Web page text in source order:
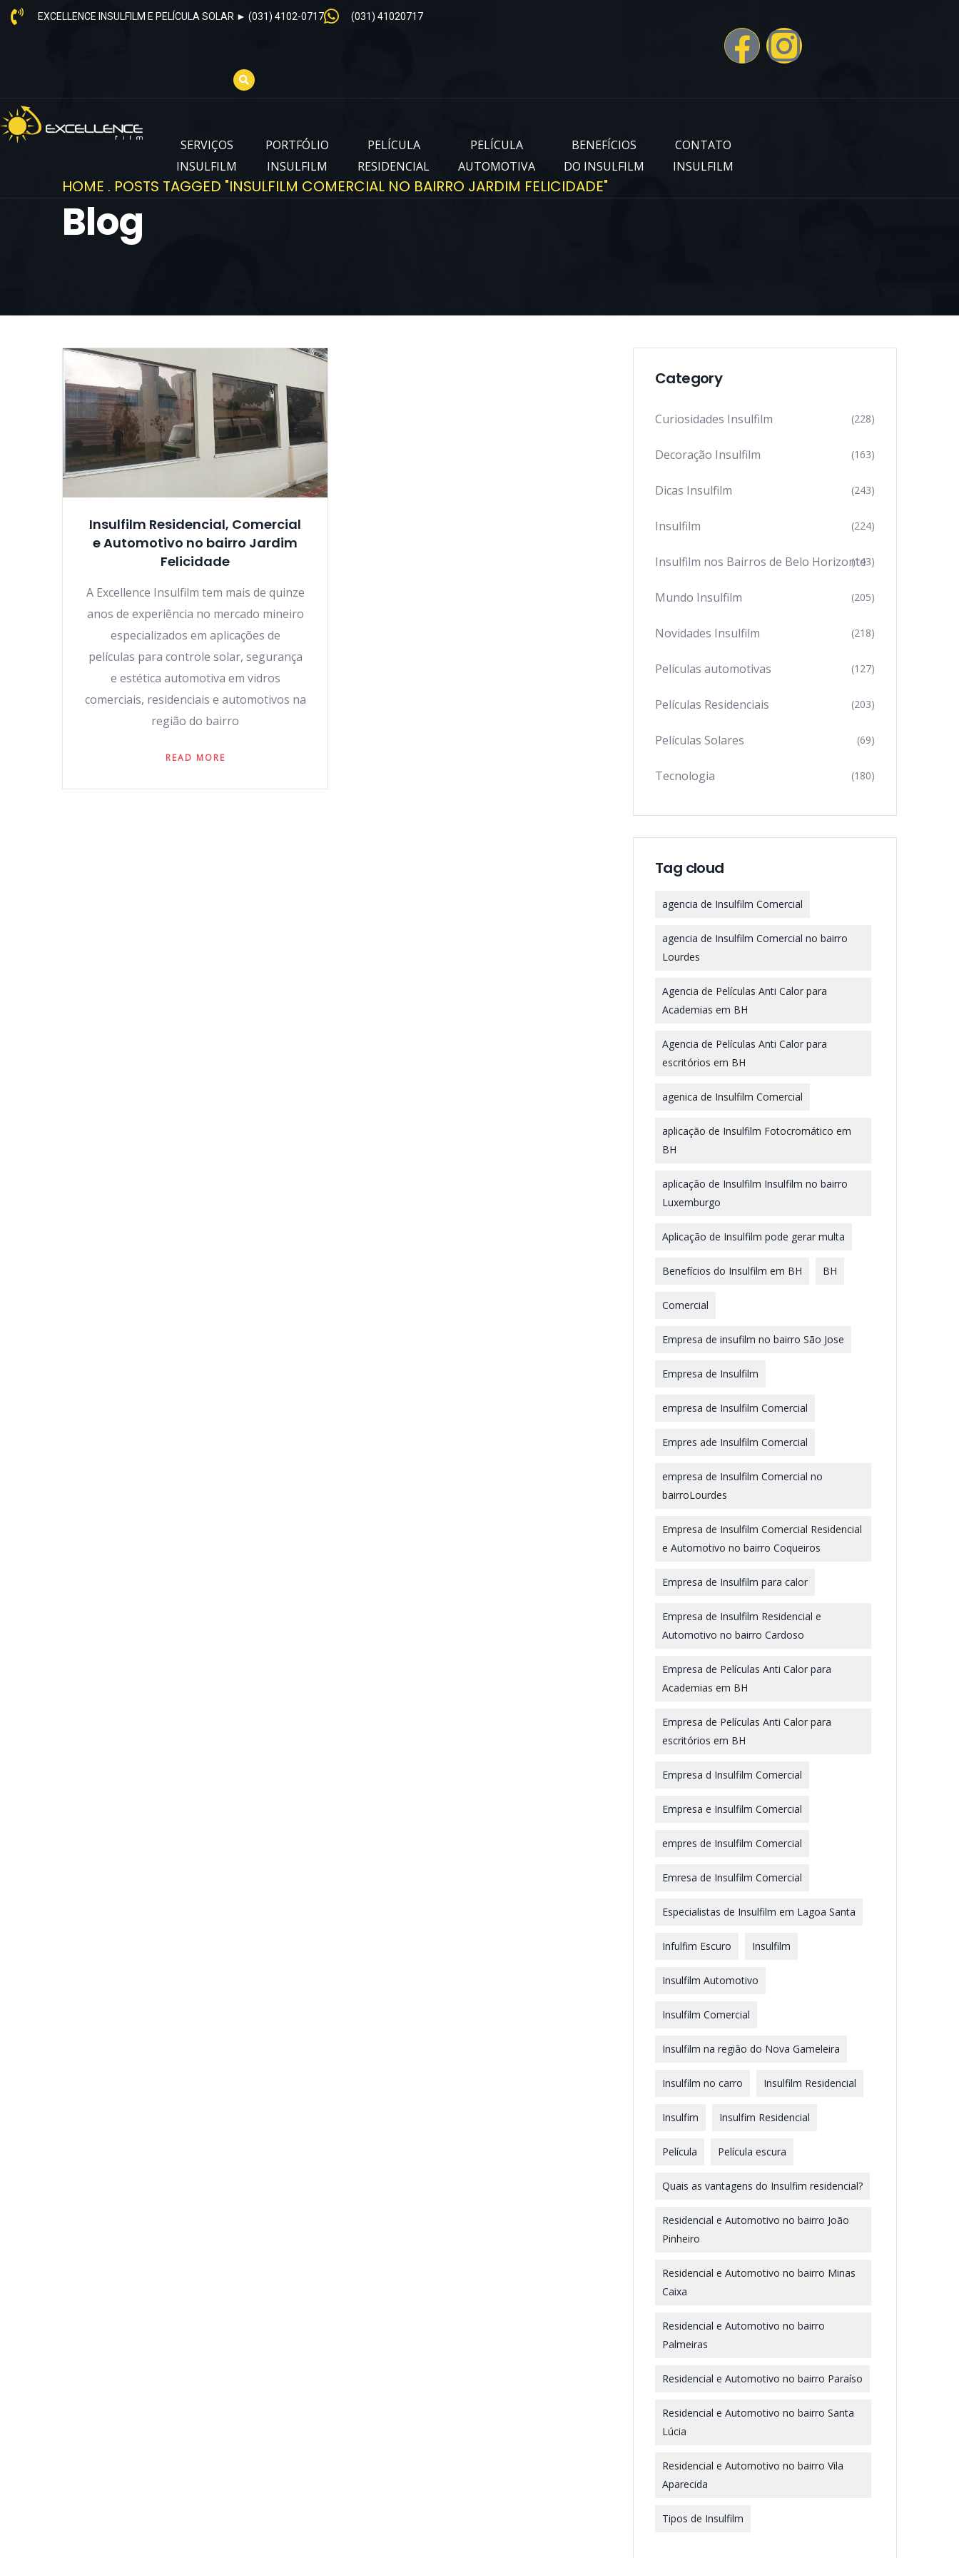
EXCELLENCE INSULFILM E PELÍCULA SOLAR ► (031) 4102-0717 (031) 41020717
SERVIÇOS
INSULFILM
PORTFÓLIO
INSULFILM
PELÍCULA
RESIDENCIAL
PELÍCULA
AUTOMOTIVA
BENEFÍCIOS
DO INSULFILM
CONTATO
INSULFILM
HOME . POSTS TAGGED "INSULFILM COMERCIAL NO BAIRRO JARDIM FELICIDADE"
Blog
Insulfilm Residencial, Comercial
e Automotivo no bairro Jardim
Felicidade
A Excellence Insulfilm tem mais de quinze
anos de experiência no mercado mineiro
especializados em aplicações de
películas para controle solar, segurança
e estética automotiva em vidros
comerciais, residenciais e automotivos na
região do bairro
READ MORE
Category
Curiosidades Insulfilm (228)
Decoração Insulfilm (163)
Dicas Insulfilm (243)
Insulfilm (224)
Insulfilm nos Bairros de Belo Horizonte
(143)
Mundo Insulfilm (205)
Novidades Insulfilm (218)
Películas automotivas (127)
Películas Residenciais (203)
Películas Solares (69)
Tecnologia (180)
Tag cloud
agencia de Insulfilm Comercial
agencia de Insulfilm Comercial no bairro
Lourdes
Agencia de Películas Anti Calor para
Academias em BH
Agencia de Películas Anti Calor para
escritórios em BH
agenica de Insulfilm Comercial
aplicação de Insulfilm Fotocromático em
BH
aplicação de Insulfilm Insulfilm no bairro
Luxemburgo
Aplicação de Insulfilm pode gerar multa
Benefícios do Insulfilm em BH BH
Comercial
Empresa de insufilm no bairro São Jose
Empresa de Insulfilm
empresa de Insulfilm Comercial
Empres ade Insulfilm Comercial
empresa de Insulfilm Comercial no
bairroLourdes
Empresa de Insulfilm Comercial Residencial
e Automotivo no bairro Coqueiros
Empresa de Insulfilm para calor
Empresa de Insulfilm Residencial e
Automotivo no bairro Cardoso
Empresa de Películas Anti Calor para
Academias em BH
Empresa de Películas Anti Calor para
escritórios em BH
Empresa d Insulfilm Comercial
Empresa e Insulfilm Comercial
empres de Insulfilm Comercial
Emresa de Insulfilm Comercial
Especialistas de Insulfilm em Lagoa Santa
Infulfim Escuro Insulfilm
Insulfilm Automotivo
Insulfilm Comercial
Insulfilm na região do Nova Gameleira
Insulfilm no carro Insulfilm Residencial
Insulfim Insulfim Residencial
Película Película escura
Quais as vantagens do Insulfim residencial?
Residencial e Automotivo no bairro João
Pinheiro
Residencial e Automotivo no bairro Minas
Caixa
Residencial e Automotivo no bairro
Palmeiras
Residencial e Automotivo no bairro Paraíso
Residencial e Automotivo no bairro Santa
Lúcia
Residencial e Automotivo no bairro Vila
Aparecida
Tipos de Insulfilm